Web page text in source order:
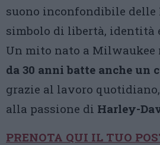
suono inconfondibile delle
simbolo di libertà, identità
Un mito nato a Milwaukee
da 30 anni batte anche un
grazie al lavoro
alla passione di Harley-
PRENOTA QUI IL TUO